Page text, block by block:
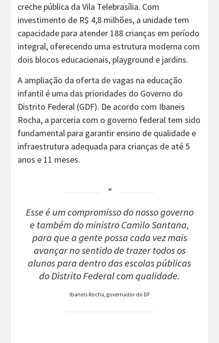
creche pública da Vila Telebrasília. Com
investimento de R$ 4,8 milhões, a unidade tem
capacidade para atender 188 crianças em período
integral, oferecendo uma estrutura moderna com
dois blocos educacionais, playground e jardins.
A ampliação da oferta de vagas na educação
infantil é uma das prioridades do Governo do
Distrito Federal (GDF). De acordo com Ibaneis
Rocha, a parceria com o governo federal tem sido
fundamental para garantir ensino de qualidade e
infraestrutura adequada para crianças de até 5
anos e 11 meses.
Esse é um compromisso do nosso governo
e também do ministro Camilo Santana,
para que a gente possa cada vez mais
avançar no sentido de trazer todos os
alunos para dentro das escolas públicas
do Distrito Federal com qualidade.
Ibaneis Rocha, governador do DF